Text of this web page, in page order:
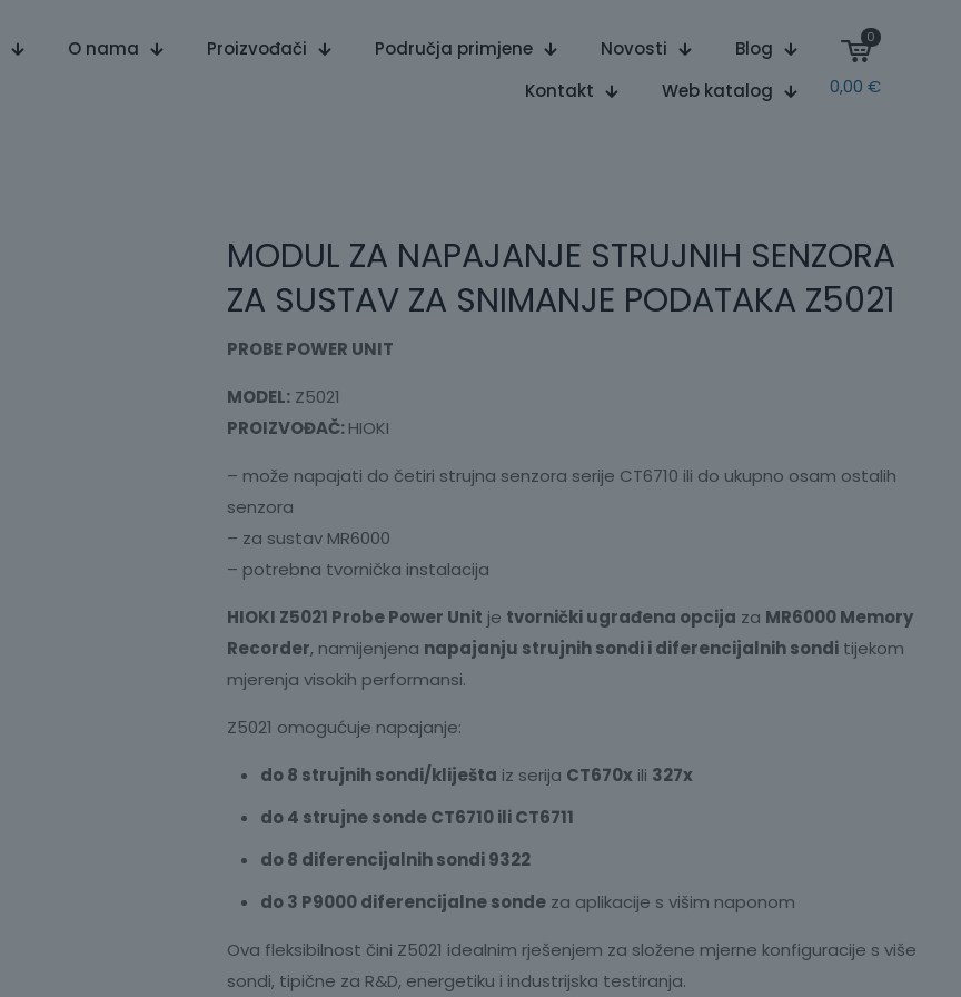
O nama Proizvođači Područja primjene Novosti
Blog
Kontakt
Web katalog
0
0,00 €
MODUL ZA NAPAJANJE STRUJNIH SENZORA
ZA SUSTAV ZA SNIMANJE PODATAKA Z5021
PROBE POWER UNIT
MODEL: Z5021
PROIZVOĐAČ:HIOKI
– može napajati do četiri strujna senzora serije CT6710 ili do ukupno osam ostalih
senzora
– za sustav MR6000
– potrebna tvornička instalacija
HIOKI Z5021 Probe Power Unit je tvornički ugrađena opcija za MR6000 Memory
Recorder, namijenjena napajanju strujnih sondi i diferencijalnih sondi tijekom
mjerenja visokih performansi.
Z5021 omogućuje napajanje:
do 8 strujnih sondi/kliješta iz serija CT670x ili 327x
do 4 strujne sonde CT6710 ili CT6711
do 8 diferencijalnih sondi 9322
do 3 P9000 diferencijalne sonde za aplikacije s višim naponom
Ova fleksibilnost čini Z5021 idealnim rješenjem za složene mjerne konfiguracije s više
sondi, tipične za R&D, energetiku i industrijska testiranja.